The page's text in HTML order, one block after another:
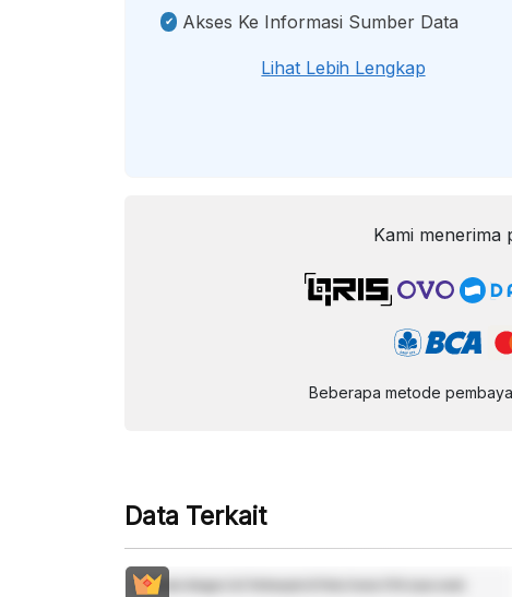
Akses Ke Informasi Sumber Data
Lihat Lebih Lengkap
Kami menerima
Beberapa metode
Data Terkait